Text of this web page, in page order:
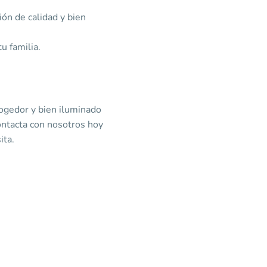
de calidad y bien
familia.
y bien iluminado
con nosotros hoy